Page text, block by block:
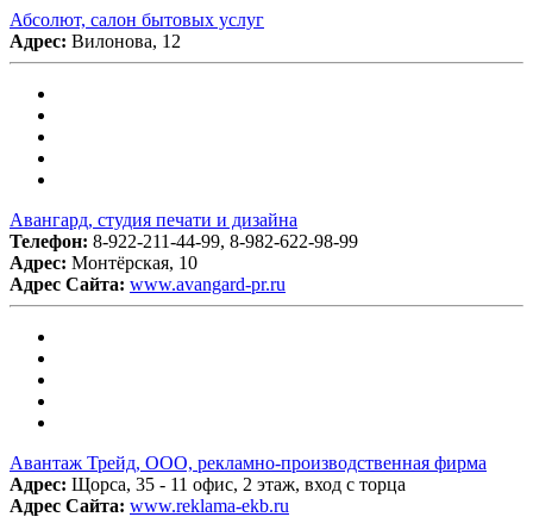
Абсолют, салон бытовых услуг
Адрес: Вилонова, 12
Авангард, студия печати и дизайна
Телефон: 8-922-211-44-99, 8-982-622-98-99
Адрес: Монтёрская, 10
Адрес Сайта: www.avangard-pr.ru
Авантаж Трейд, ООО, рекламно-производственная фирма
Адрес: Щорса, 35 - 11 офис, 2 этаж, вход с торца
Адрес Сайта: www.reklama-ekb.ru